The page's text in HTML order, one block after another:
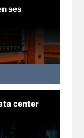
ses
center